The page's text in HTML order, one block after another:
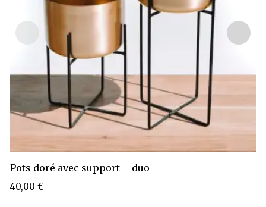
Pots doré avec support – duo
40,00€